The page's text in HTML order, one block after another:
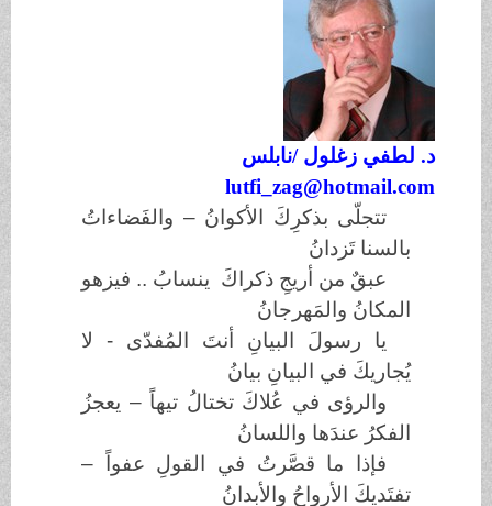
د. لطفي زغلول /نابلس
lutfi_zag@hotmail.com
تتجلّى بذكرِكَ الأكوانُ – والفَضاءاتُ
بالسنا تَزدانُ
عبقٌ من أريجِ ذكراكَ ينسابُ .. فيزهو
المكانُ والمَهرجانُ
يا رسولَ البيانِ أنتَ المُفدّى - لا
يُجاريكَ في البيانِ بيانُ
والرؤى في عُلاكَ تختالُ تيهاً – يعجزُ
الفكرُ عندَها واللسانُ
فإذا ما قصَّرتُ في القولِ عفواً –
تفتَديكَ الأرواحُ والأبدانُ